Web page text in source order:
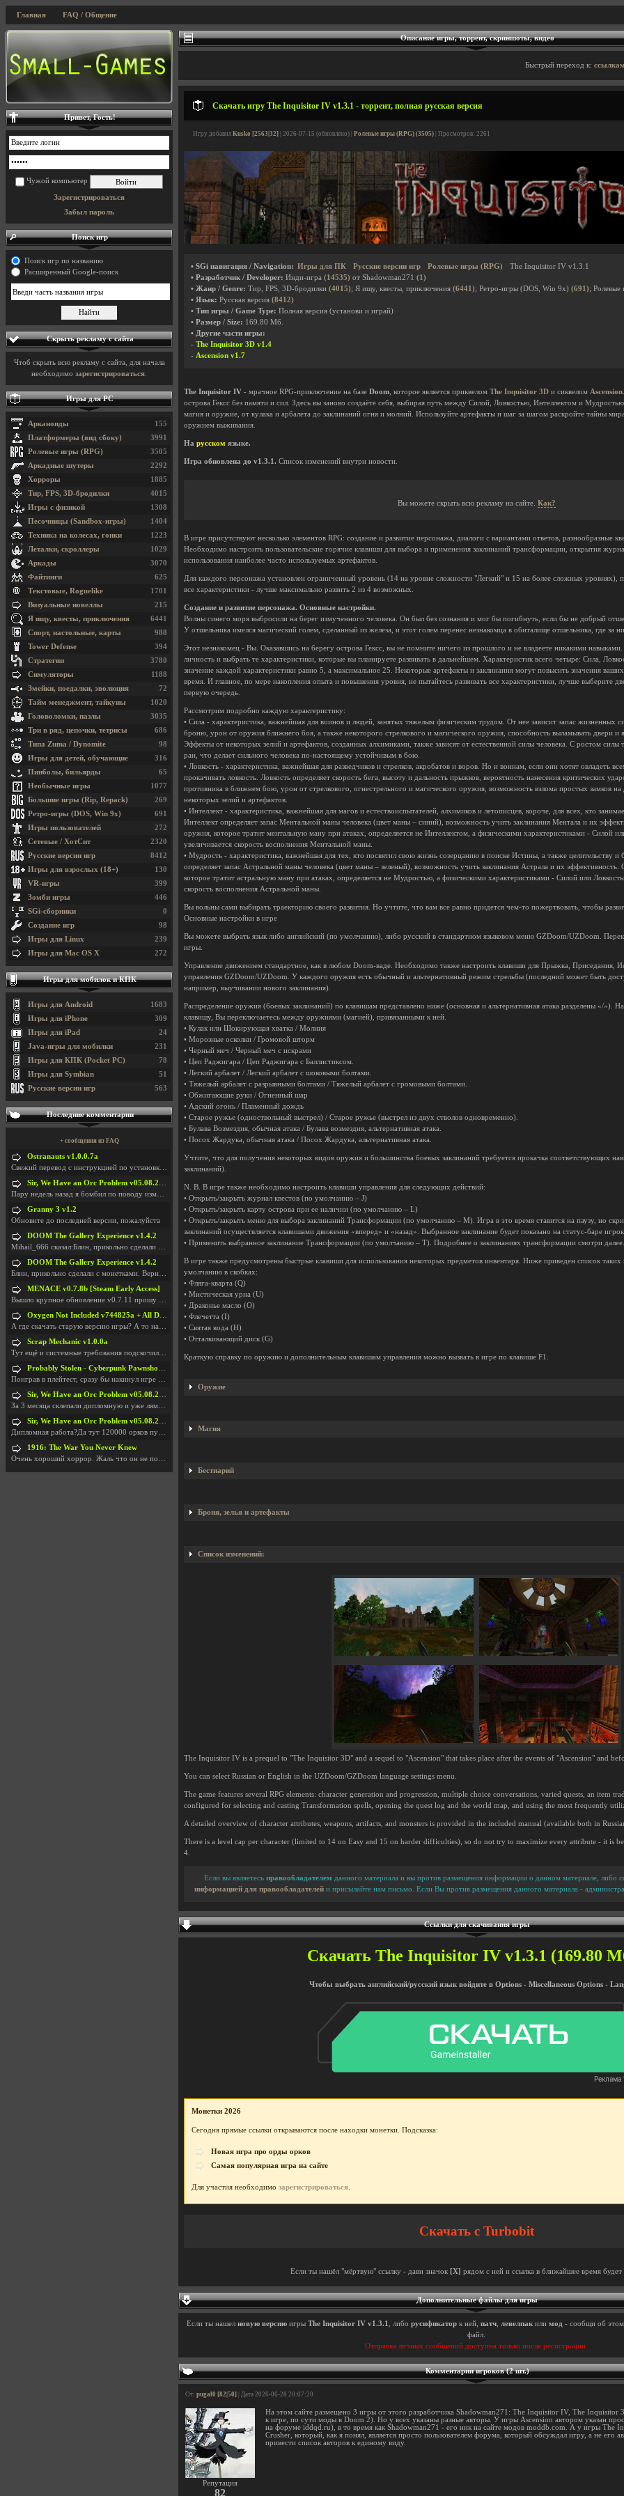
Главная FAQ / Общение
Описание игры, торрент, скриншоты, видео
Быстрый переход к:
Скачать игру The Inquisitor IV v1.3.1 - торрент, полная русская версия
Игру добавил Kusko [2563|32] | 2026-07-15 (обновлено) | Ролевые игры (RPG) (3505) | Просмотров: 2261
• SGi навигация / Navigation: Игры для ПК Русские версии игр Ролевые игры (RPG)
The Inquisitor IV v1.3.1
• Разработчик / Developer: Инди-игра (14535) от Shadowman271 (1)
• Жанр / Genre: Тир, FPS, 3D-бродилки (4015); Я ищу, квесты, приключения (6441); Ретро-игры (DOS, Win 9x) (691); Ролевые
• Язык: Русская версия (8412)
• Тип игры / Game Type: Полная версия (установи и играй)
• Размер / Size: 169.80 Мб.
• Другие части игры:
- The Inquisitor 3D v1.4
- Ascension v1.7
The Inquisitor IV - мрачное RPG‑приключение на базе Doom , которое является приквелом The Inquisitor 3D и сиквелом Ascension
острова Гексс без памяти и сил. Здесь вы заново создаёте себя, выбирая путь между Силой, Ловкостью, Интеллектом и
магия и оружие, от кулака и арбалета до заклинаний огня и молний. Используйте артефакты и шаг за шагом раскройте тайны
оружием выживания.
На русском языке.
Игра обновлена до v1.3.1. Список изменений внутри новости.
Вы можете скрыть всю рекламу на сайте. Как?
В игре присутствуют несколько элементов RPG: создание и развитие персонажа, диалоги с вариантами ответов, разнообразные
Необходимо настроить пользовательские горячие клавиши для выбора и применения заклинаний трансформации, открытия
использования наиболее часто используемых артефактов.
Для каждого персонажа установлен ограниченный уровень (14 на уровне сложности "Легкий" и 15 на более сложных уровнях),
все характеристики - лучше максимально развить 2 из 4 возможных.
Создание и развитие персонажа. Основные настройки.
Волны синего моря выбросили на берег измученного человека. Он был без сознания и мог бы погибнуть, если бы не добрый
У отшельника имелся магический голем, сделанный из железа, и этот голем перенес незнакомца в обиталище отшельника, где за
Этот незнакомец - Вы. Оказавшись на берегу острова Гексс, вы не помните ничего из прошлого и не владеете никакими
личность и выбрать те характеристики, которые вы планируете развивать в дальнейшем. Характеристик всего четыре: Сила,
значение каждой характеристики равно 5, а максимальное 25. Некоторые артефакты и заклинания могут повысить значения
время. И главное, по мере накопления опыта и повышения уровня, не пытайтесь развивать все характеристики, лучше выберите
первую очередь.
Рассмотрим подробно каждую характеристику:
• Сила - характеристика, важнейшая для воинов и людей, занятых тяжелым физическим трудом. От нее зависит запас жизненных
броню, урон от оружия ближнего боя, а также некоторого стрелкового и магического оружия, способность выламывать двери и
Эффекты от некоторых зелий и артефактов, созданных алхимиками, также зависят от естественной силы человека. С ростом силы
ран, что делает сильного человека по-настоящему устойчивым в бою.
• Ловкость - характеристика, важнейшая для разведчиков и стрелков, акробатов и воров. Но и воинам, если они хотят овладеть
прокачивать ловкость. Ловкость определяет скорость бега, высоту и дальность прыжков, вероятность нанесения критических
противника в ближнем бою, урон от стрелкового, огнестрельного и магического оружия, возможность взлома простых замков
некоторых зелий и артефактов.
• Интеллект - характеристика, важнейшая для магов и естествоиспытателей, алхимиков и летописцев, короче, для всех, кто
Интеллект определяет запас Ментальной маны человека (цвет маны – синий), возможность учить заклинания Ментала и их
оружия, которое тратит ментальную ману при атаках, определяется не Интеллектом, а физическими характеристиками - Силой
увеличивается скорость восполнения Ментальной маны.
• Мудрость - характеристика, важнейшая для тех, кто посвятил свою жизнь созерцанию в поиске Истины, а также целительству
определяет запас Астральной маны человека (цвет маны – зеленый), возможность учить заклинания Астрала и их
которое тратит астральную ману при атаках, определяется не Мудростью, а физическими характеристиками - Силой или
скорость восполнения Астральной маны.
Вы вольны сами выбирать траекторию своего развития. Но учтите, что вам все равно придется чем-то пожертвовать, чтобы
Основные настройки в игре
Вы можете выбрать язык либо английский (по умолчанию), либо русский в стандартном языковом меню GZDoom/UZDoom.
игры.
Управление движением стандартное, как в любом Doom-ваде. Необходимо также настроить клавиши для Прыжка, Приседания,
управления GZDoom/UZDoom. У каждого оружия есть обычный и альтернативный режим стрельбы (последний может быть
например, выучивании нового заклинания).
Распределение оружия (боевых заклинаний) по клавишам представлено ниже (основная и альтернативная атака разделены «/»).
клавишу, Вы переключаетесь между оружиями (магией), привязанными к ней.
• Кулак или Шокирующая хватка / Молния
• Морозные осколки / Громовой шторм
• Черный меч / Черный меч с искрами
• Цеп Раджигара / Цеп Раджигара с Баллистиксом.
• Легкий арбалет / Легкий арбалет с шоковыми болтами.
• Тяжелый арбалет с разрывными болтами / Тяжелый арбалет с громовыми болтами.
• Обжигающие руки / Огненный шар
• Адский огонь / Пламенный дождь
• Старое ружье (одноствольный выстрел) / Старое ружье (выстрел из двух стволов одновременно).
• Булава Возмездия, обычная атака / Булава возмездия, альтернативная атака.
• Посох Жардука, обычная атака / Посох Жардука, альтернативная атака.
Учтите, что для получения некоторых видов оружия и большинства боевых заклинаний требуется прокачка соответствующих
заклинаний).
N. B. В игре также необходимо настроить клавиши управления для следующих действий:
• Открыть/закрыть журнал квестов (по умолчанию – J)
• Открыть/закрыть карту острова при ее наличии (по умолчанию – L)
• Открыть/закрыть меню для выбора заклинаний Трансформации (по умолчанию – M). Игра в это время ставится на паузу, но
заклинаний осуществляется клавишами движения «вперед» и «назад». Выбранное заклинание будет показано на статус-баре
• Применить выбранное заклинание Трансформации (по умолчанию – T). Подробнее о заклинаниях трансформации смотри далее.
В игре также предусмотрены быстрые клавиши для использования некоторых предметов инвентаря. Ниже приведен список таких
умолчанию в скобках:
• Фляга-кварта (Q)
• Мистическая урна (U)
• Драконье масло (O)
• Флечетта (I)
• Святая вода (H)
• Отталкивающий диск (G)
Краткую справку по оружию и дополнительным клавишам управления можно вызвать в игре по клавише F1.
Оружие
Магия
Бестиарий
Броня, зелья и артефакты
Список изменений:
The Inquisitor IV is a prequel to "The Inquisitor 3D" and a sequel to "Ascension" that takes place after the events of "Ascension" and
You can select Russian or English in the UZDoom/GZDoom language settings menu.
The game features several RPG elements: character generation and progression, multiple choice conversations, varied quests, an item
configured for selecting and casting Transformation spells, opening the quest log and the world map, and using the most frequently
A detailed overview of character attributes, weapons, artifacts, and monsters is provided in the included manual (available both in
There is a level cap per character (limited to 14 on Easy and 15 on harder difficulties), so do not try to maximize every attribute - it is
4.
Если вы являетесь правообладателем данного материала и вы против размещения информации о данном материале, либо
информацией для правообладателей и присылайте нам письмо. Если Вы против размещения данного материала -
Ссылки для скачивания игры
Скачать The Inquisitor IV v1.3.1 (169.80
Чтобы выбрать английский/русский язык войдите в Options - Miscellaneous Options -
Монетки 2026
Сегодня прямые ссылки открываются после находки монетки. Подсказка:
Новая игра про орды орков
Самая популярная игра на сайте
Для участия необходимо зарегистрироваться
Скачать с Turbobit
Если ты нашёл "мёртвую" ссылку - дави значок [X] рядом с ней и ссылка в ближайшее время будет
Дополнительные файлы для игры
Если ты нашел новую версиюигры The Inquisitor IV v1.3.1 , либо русификаторк ней, патч, левелпакили мод - сообщи об этом
файл.
Отправка личных сообщений доступна только после регистрации.
Комментарии игроков (2 шт.)
От: pugal0 [82|50] | Дата 2026-06-28 20:07:20
Репутация
82
На этом сайте размещено 3 игры от этого разработчика Shadowman271: The Inquisitor IV, The Inquisitor
к игре, по сути моды в Doom 2). Но у всех указаны разные авторы. У игры Ascension автором указан
на форуме iddqd.ru), в то время как Shadowman271 - его ник на сайте модов moddb.com. А у игры The
Crusher, который, как я понял, является просто пользователем форума, который обсуждал игру, а не
привести список авторов к единому виду.
Привет, Гость!
Чужой компьютер
Зарегистрироваться
Забыл пароль
Поиск игр
Поиск игр по названию
Расширенный Google-поиск
Скрыть рекламу с сайта
Чтоб скрыть всю рекламу с сайта, для начала
необходимо зарегистрироваться
Игры для PC
155
Арканоиды
3991
Платформеры (вид сбоку)
3505
Ролевые игры (RPG)
2292
Аркадные шутеры
1885
Хорроры
4015
Тир, FPS, 3D-бродилки
1308
Игры с физикой
1404
Песочницы (Sandbox-игры)
1223
Техника на колесах, гонки
1029
Леталки, скроллеры
3070
Аркады
625
Файтинги
1701
Текстовые, Roguelike
215
Визуальные новеллы
6441
Я ищу, квесты, приключения
988
Спорт, настольные, карты
394
Tower Defense
3780
Стратегии
1188
Симуляторы
72
Змейки, поедалки, эволюция
1020
Тайм менеджмент, тайкуны
3035
Головоломки, пазлы
686
Три в ряд, цепочки, тетрисы
98
Типа Zuma / Dynomite
316
Игры для детей, обучающие
65
Пинболы, бильярды
1077
Необычные игры
269
Большие игры (Rip, Repack)
691
Ретро-игры (DOS, Win 9x)
272
Игры пользователей
2320
Сетевые / ХотСит
8412
Русские версии игр
130
Игры для взрослых (18+)
399
VR-игры
446
Зомби игры
0
SGi-сборники
98
Создание игр
239
Игры для Linux
272
Игры для Mac OS X
Игры для мобилок и КПК
1683
Игры для Android
309
Игры для iPhone
24
Игры для iPad
231
Java-игры для мобилки
78
Игры для КПК (Pocket PC)
51
Игры для Symbian
563
Русские версии игр
Последние комментарии
+ сообщения из FAQ
Ostranauts v1.0.0.7a
Свежий перевод с инструкцией по установкеhttps://g
Sir, We Have an Orc Problem v05.08.2026
Пару недель назад я бомбил по поводу изменения мин
Granny 3 v1.2
Обновите до последней версии, пожалуйста
DOOM The Gallery Experience v1.4.2
Mihail_666 сказал:Блин, прикольно сделали с монетк
DOOM The Gallery Experience v1.4.2
Блин, прикольно сделали с монетками. Вернулся в св
MENACE v0.7.8b [Steam Early Access]
Вышло крупное обновление v0.7.11 прошу обновить
Oxygen Not Included v744825a + All DLC
А где скачать старую версию игры? А то на новой но
Scrap Mechanic v1.0.0a
Тут ещё и системные требования подскочили. Если не
Probably Stolen - Cyberpunk Pawnshop Simulator v048c [Playtest]
Поиграв в плейтест, сразу бы накинул игре наивысши
Sir, We Have an Orc Problem v05.08.2026
За 3 месяца склепали дипломную и уже лям двести ба
Sir, We Have an Orc Problem v05.08.2026
Дипломная работа?Да тут 120000 орков путь выбирают
1916: The War You Never Knew
Очень хороший хоррор. Жаль что он не получил должн